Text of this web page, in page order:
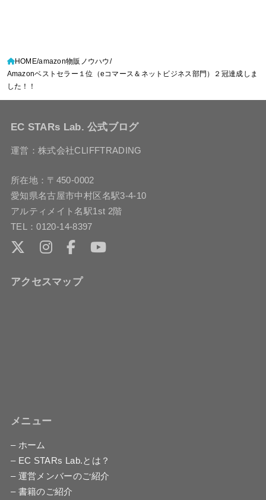
HOME amazon物販ノウハウ
Amazonベストセラー１位（eコマース＆ネットビジネス部門）２冠達成しま
した！！
EC STARs Lab. 公式ブログ
運営：株式会社CLIFFTRADING
所在地：〒450-0002
愛知県名古屋市中村区名駅3-4-10
アルティメイト名駅1st 2階
TEL：0120-14-8397
アクセスマップ
メニュー
– ホーム
– EC STARs Lab.とは？
– 運営メンバーのご紹介
– 書籍のご紹介